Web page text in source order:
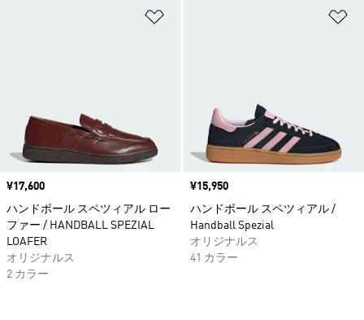
価格
¥17,600
ハンドボール スペツィアル ロー
ファー / HANDBALL SPEZIAL
LOAFER
オリジナルス
2 カラー
価格
¥15,950
ハンドボール スペツィアル /
Handball Spezial
オリジナルス
41 カラー